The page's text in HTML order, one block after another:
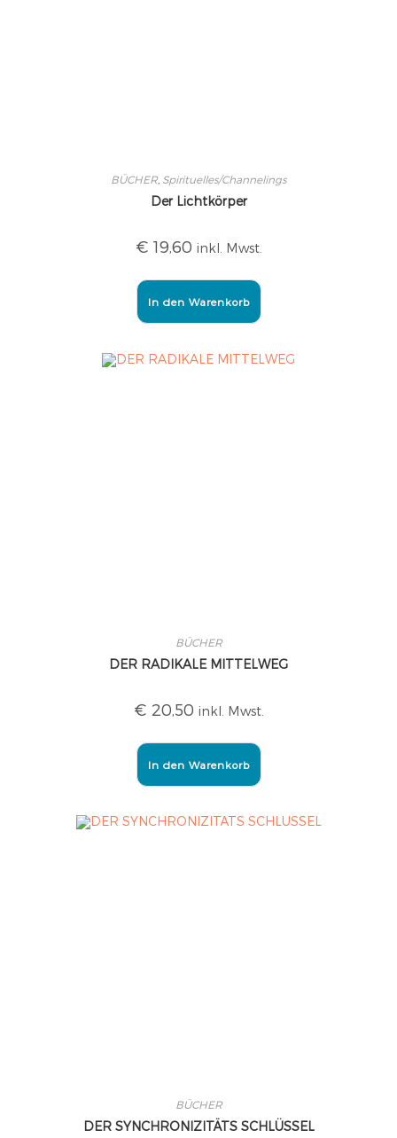
BÜCHER, Spirituelles/Channelings
Der Lichtkörper
€ 19,60 inkl. Mwst.
In den Warenkorb
BÜCHER
DER RADIKALE MITTELWEG
€ 20,50 inkl. Mwst.
In den Warenkorb
BÜCHER
DER SYNCHRONIZITÄTS SCHLÜSSEL